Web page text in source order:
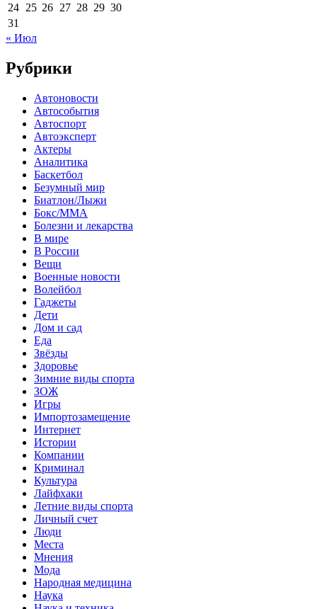
24 25 26 27 28 29 30
31
« Июл
Рубрики
Автоновости
Автособытия
Автоспорт
Автоэксперт
Актеры
Аналитика
Баскетбол
Безумный мир
Биатлон/Лыжи
Бокс/MMA
Болезни и лекарства
В мире
В России
Вещи
Военные новости
Волейбол
Гаджеты
Дети
Дом и сад
Еда
Звёзды
Здоровье
Зимние виды спорта
ЗОЖ
Игры
Импортозамещение
Интернет
Истории
Компании
Криминал
Культура
Лайфхаки
Летние виды спорта
Личный счет
Люди
Места
Мнения
Мода
Народная медицина
Наука